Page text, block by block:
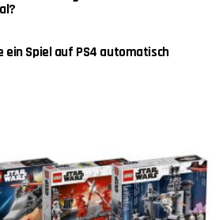
ein Spiel auf PS4 automatisch